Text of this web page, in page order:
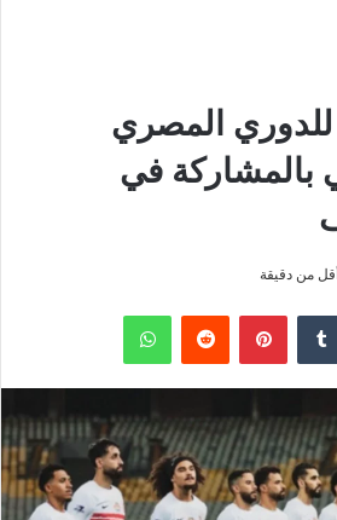
للدوري المصري
بالمشاركة في
من دقيقة
بينتيريست واتساب